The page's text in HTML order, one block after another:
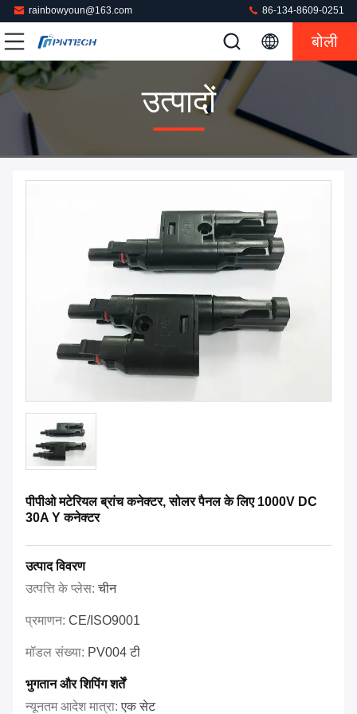
rainbowyoun@163.com 86-134-8609-0251
बोली
उत्पादों
पीपीओ मटेरियल ब्रांच कनेक्टर, सोलर पैनल के लिए 1000V DC
30A Y कनेक्टर
उत्पाद विवरण
उत्पत्ति के प्लेस:चीन
प्रमाणन: CE/ISO9001
मॉडल संख्या: PV004 टी
भुगतान और शिपिंग शर्तें
न्यूनतम आदेश मात्रा:एक सेट